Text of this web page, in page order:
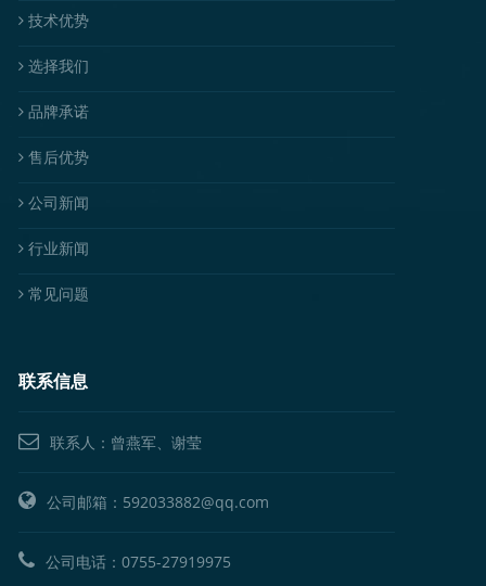
技术优势
选择我们
品牌承诺
售后优势
公司新闻
行业新闻
常见问题
联系信息
联系人：曾燕军、谢莹
公司邮箱：592033882@qq.com
公司电话：0755-27919975